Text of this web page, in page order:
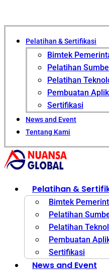
Pelatihan & Sertifikasi
Bimtek
Pelatihan
Pelatihan
Pembuatan
Sertifikasi
News and Event
Tentang Kami
Pelatihan &
Bimtek
Pelatihan
Pelatihan
Pembuatan
Sertifikasi
News and Event